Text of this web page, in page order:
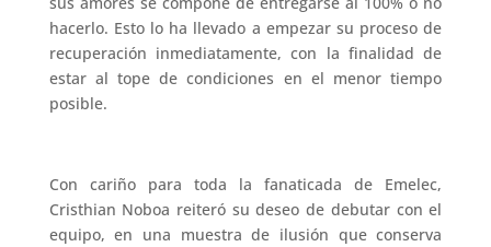
hacerlo. Esto lo ha llevado a empezar su proceso de
recuperación inmediatamente, con la finalidad de
estar al tope de condiciones en el menor tiempo
posible.
Con cariño para toda la fanaticada de Emelec,
Cristhian Noboa reiteró su deseo de debutar con el
equipo, en una muestra de ilusión que conserva